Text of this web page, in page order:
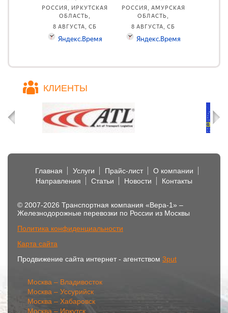
КЛИЕНТЫ
Главная Услуги Прайс-лист
О компании
Направления
Статьи Новости Контакты
© 2007-2026 Транспортная компания «Вера-1» –
Железнодорожные перевозки по России из Москвы
Политика конфиденциальности
Карта сайта
Продвижение сайта интернет - агентством 3put
Москва – Владивосток
Москва – Уссурийск
Москва – Хабаровск
Москва – Иркутск